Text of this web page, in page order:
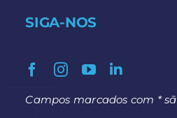
SIGA-NOS
Campos marcados com *